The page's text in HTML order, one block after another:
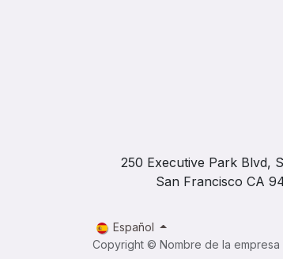
250 Executive Park Blvd,
San Francisco CA
Copyright © Nombre de la empresa
Español